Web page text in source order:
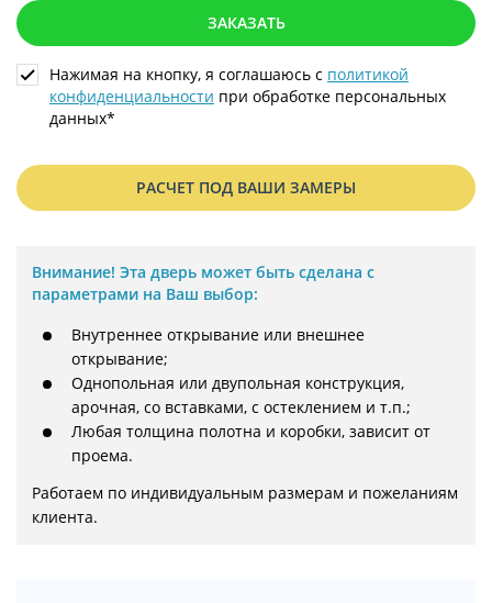
ЗАКАЗАТЬ
Нажимая на кнопку, я соглашаюсь с политикой
конфиденциальности при обработке персональных
данных*
РАСЧЕТ ПОД ВАШИ ЗАМЕРЫ
Внимание! Эта дверь может быть сделана с
параметрами на Ваш выбор:
Внутреннее открывание или внешнее
открывание;
Однопольная или двупольная конструкция,
арочная, со вставками, с остеклением и т.п.;
Любая толщина полотна и коробки, зависит от
проема.
Работаем по индивидуальным размерам и пожеланиям
клиента.